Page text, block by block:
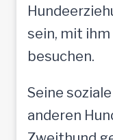
sein, mit ihm
besuchen.
Seine
anderen